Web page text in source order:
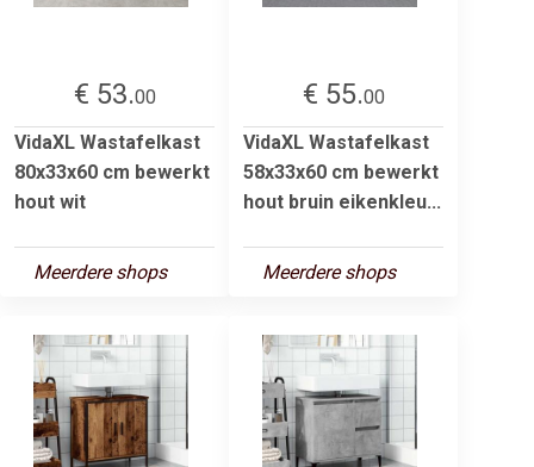
€ 53.00
VidaXL Wastafelkast
80x33x60 cm bewerkt
hout wit
Meerdere shops
€ 55.00
VidaXL Wastafelkast
58x33x60 cm bewerkt
hout bruin eikenkleu...
Meerdere shops